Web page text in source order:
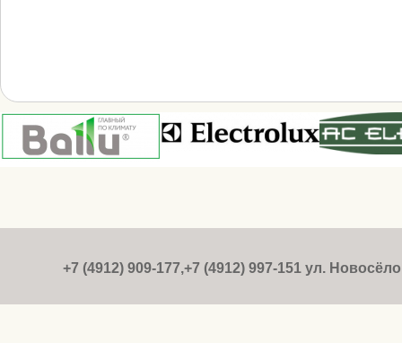
+7 (4912) 909-177,+7 (4912) 997-151 ул.